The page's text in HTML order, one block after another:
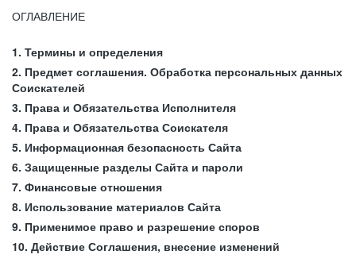
ОГЛАВЛЕНИЕ
1. Термины и определения
2. Предмет соглашения. Обработка персональных данных
Соискателей
3. Права и Обязательства Исполнителя
4. Права и Обязательства Соискателя
5. Информационная безопасность Сайта
6. Защищенные разделы Сайта и пароли
7. Финансовые отношения
8. Использование материалов Сайта
9. Применимое право и разрешение споров
10. Действие Соглашения, внесение изменений